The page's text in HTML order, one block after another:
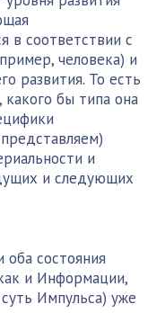
в соответствии с
человека) и
развития. То есть
бы типа она
и
и следующих
состояния
и Информации,
Импульса) уже